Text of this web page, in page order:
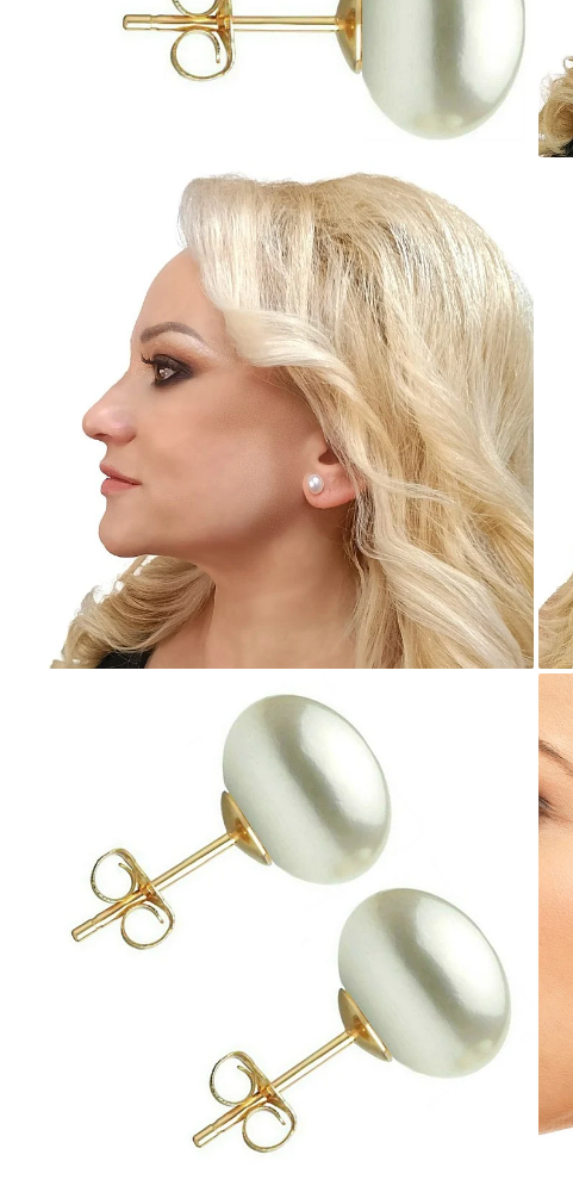
Seturi Perle cu Argint
Pandantive cu Perle